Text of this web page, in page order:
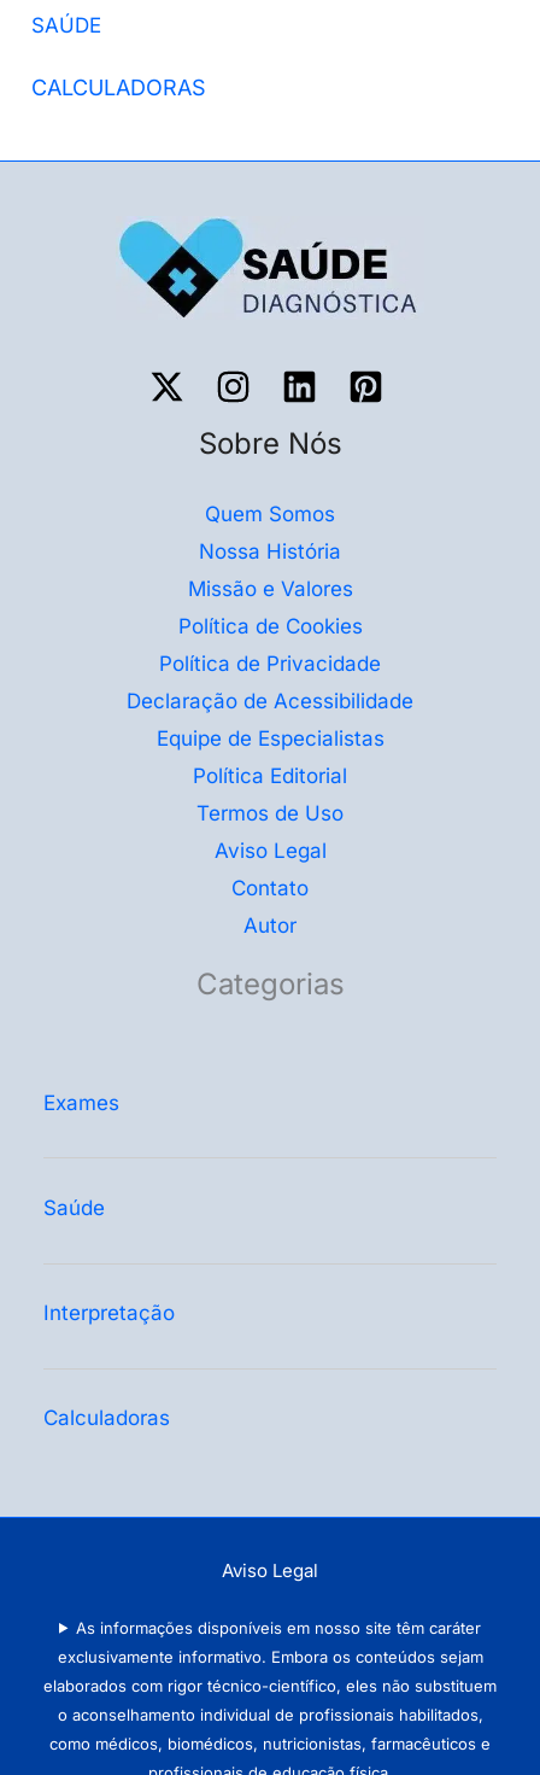
SAÚDE
CALCULADORAS
Sobre Nós
Quem Somos
Nossa História
Missão e Valores
Política de Cookies
Política de Privacidade
Declaração de Acessibilidade
Equipe de Especialistas
Política Editorial
Termos de Uso
Aviso Legal
Contato
Autor
Categorias
Exames
Saúde
Interpretação
Calculadoras
Aviso Legal
As informações disponíveis em nosso site têm caráter
exclusivamente informativo. Embora os conteúdos sejam
elaborados com rigor técnico-científico, eles não substituem
o aconselhamento individual de profissionais habilitados,
como médicos, biomédicos, nutricionistas, farmacêuticos e